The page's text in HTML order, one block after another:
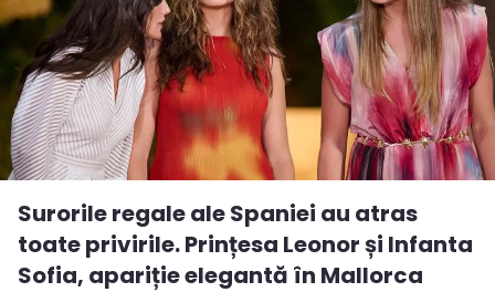
Surorile regale ale Spaniei au atras
toate privirile. Prințesa Leonor și Infanta
Sofia, apariție elegantă în Mallorca